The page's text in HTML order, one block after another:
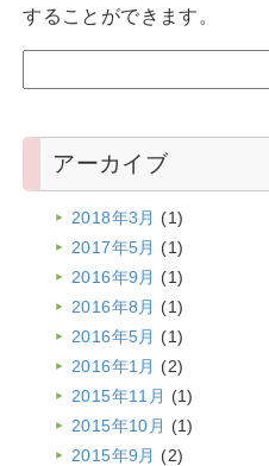
することができます。
アーカイブ
2018年3月 (1)
2017年5月 (1)
2016年9月 (1)
2016年8月 (1)
2016年5月 (1)
2016年1月 (2)
2015年11月 (1)
2015年10月 (1)
2015年9月 (2)